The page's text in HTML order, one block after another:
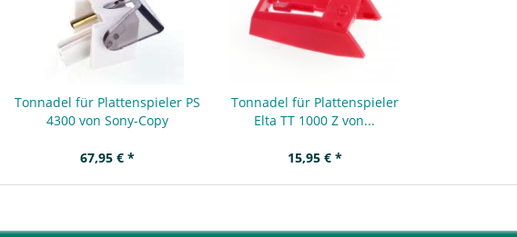
Tonnadel für Plattenspieler PS
4300 von Sony-Copy
67,95 € *
Tonnadel für Plattenspieler
Elta TT 1000 Z von...
15,95 € *